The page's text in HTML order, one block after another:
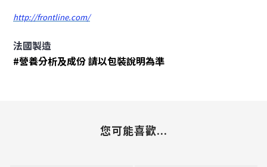
http://frontline.com/
法國製造
#營養分析及成份 請以包裝說明為準
您可能喜歡...